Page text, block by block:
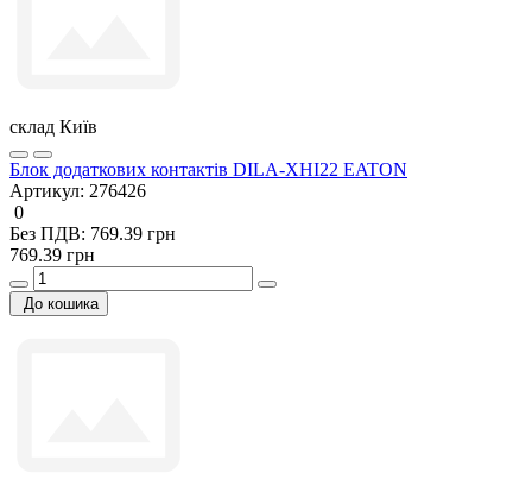
склад Київ
Блок додаткових контактів DILA-XHI22 EATON
Артикул: 276426
0
Без ПДВ: 769.39 грн
769.39 грн
До кошика